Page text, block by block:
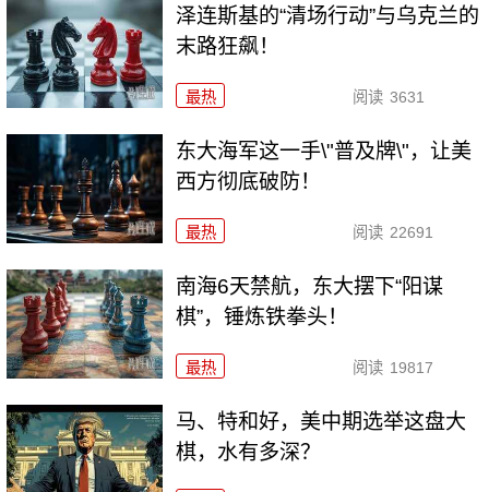
泽连斯基的“清场行动”与乌克兰的
末路狂飙！
最热 阅读 3631
东大海军这一手\"普及牌\"，让美
西方彻底破防！
最热 阅读 22691
南海6天禁航，东大摆下“阳谋
棋”，锤炼铁拳头！
最热 阅读 19817
马、特和好，美中期选举这盘大
棋，水有多深？